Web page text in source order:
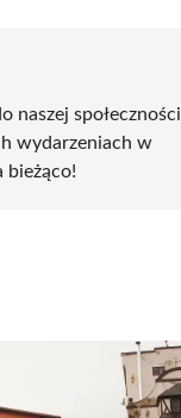
naszej społeczności
wydarzeniach w
bieżąco!